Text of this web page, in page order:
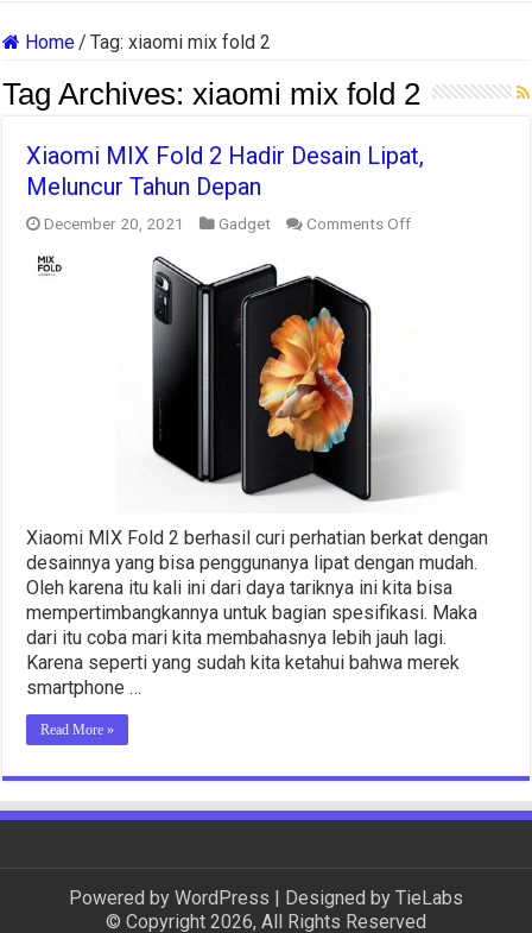
Home/ Tag:xiaomi mix fold 2
Tag Archives:xiaomi mix fold 2
Xiaomi MIX Fold 2 Hadir Desain Lipat,
Meluncur Tahun Depan
December 20, 2021 Gadget Comments Offon
Xiaomi MIX Fold 2 berhasil curi perhatian berkat dengan
desainnya yang bisa penggunanya lipat dengan mudah.
Oleh karena itu kali ini dari daya tariknya ini kita bisa
mempertimbangkannya untuk bagian spesifikasi. Maka
dari itu coba mari kita membahasnya lebih jauh lagi.
Karena seperti yang sudah kita ketahui bahwa merek
smartphone …
Read More »
Powered by WordPress | Designed by TieLabs
© Copyright 2026, All Rights Reserved